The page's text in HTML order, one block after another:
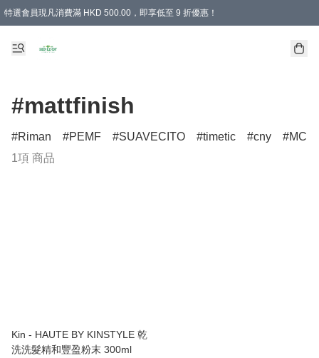
特選會員現凡消費滿 HKD 500.00，即享低至 9 折優惠！
#mattfinish
Riman PEMF SUAVECITO timetic cny
MCM
1項 商品
Kin - HAUTE BY KINSTYLE 乾
洗洗髮精和豐盈粉末 300ml